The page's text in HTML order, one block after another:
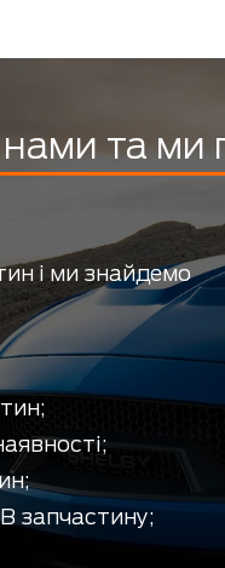
та ми
і ми знайдемо
запчастину;